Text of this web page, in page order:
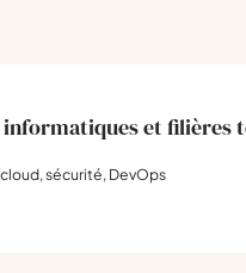
et filières
sécurité, DevOps